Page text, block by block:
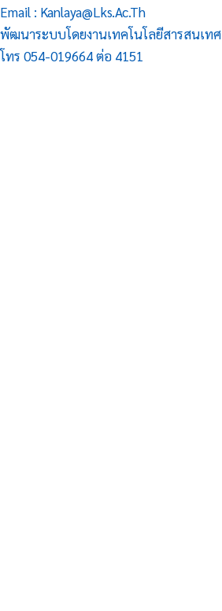
Email : Kanlaya@lks.ac.th
พัฒนาระบบโดยงานเทคโนโลยีสารสนเทศ
โทร 054-019664 ต่อ 4151